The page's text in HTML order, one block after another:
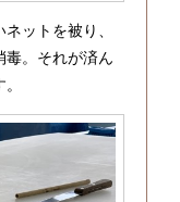
ットを被り、
毒。それが済ん